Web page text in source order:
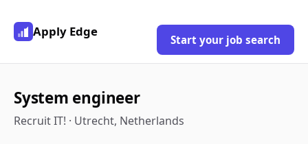
Apply Edge
Start your job search
System engineer
Recruit IT! · Utrecht, Netherlands